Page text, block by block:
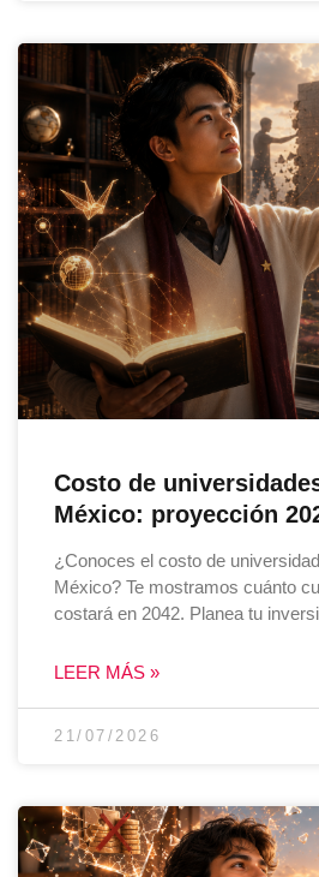
Costo de
México: proyección
¿Conoces el costo de
México? Te mostramos cuánto
costará en 2042. Planea tu
LEER MÁS »
21/07/2026